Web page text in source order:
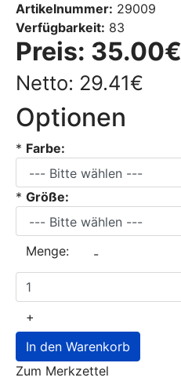
Artikelnummer: 29009
Verfügbarkeit: 83
Preis: 35.00€
Netto: 29.41€
Optionen
* Farbe:
* Größe:
Menge: -
+
In den Warenkorb
Zum Merkzettel